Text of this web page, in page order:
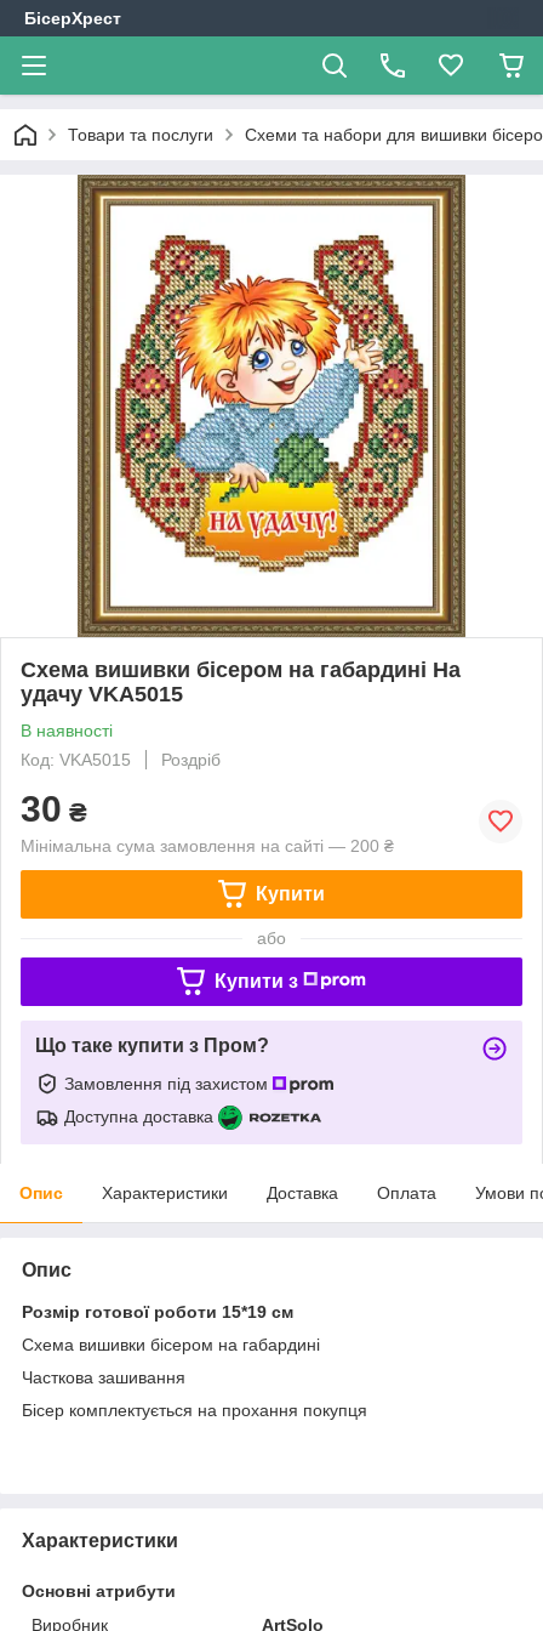
БісерХрест
Товари та послуги Схеми та набори для вишивки
Схема вишивки бісером на габардині На
удачу VKA5015
В наявності
Код: VKA5015
Роздріб
30 ₴
Мінімальна сума замовлення на сайті — 200 ₴
Купити
або
Купити з
Що таке купити з Пром?
Замовлення під захистом
Доступна доставка
Опис Характеристики Доставка Оплата Умови
Опис
Розмір готової роботи 15*19 см
Схема вишивки бісером на габардині
Часткова зашивання
Бісер комплектується на прохання покупця
Характеристики
Основні атрибути
Виробник
ArtSolo